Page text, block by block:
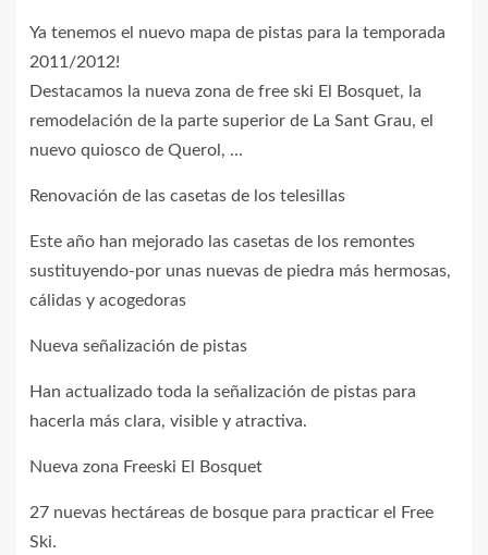
Ya tenemos el nuevo mapa de pistas para la temporada
2011/2012!
Destacamos la nueva zona de free ski El Bosquet, la
remodelación de la parte superior de La Sant Grau, el
nuevo quiosco de Querol, …
Renovación de las casetas de los telesillas
Este año han mejorado las casetas de los remontes
sustituyendo-por unas nuevas de piedra más hermosas,
cálidas y acogedoras
Nueva señalización de pistas
Han actualizado toda la señalización de pistas para
hacerla más clara, visible y atractiva.
Nueva zona Freeski El Bosquet
27 nuevas hectáreas de bosque para practicar el Free
Ski.